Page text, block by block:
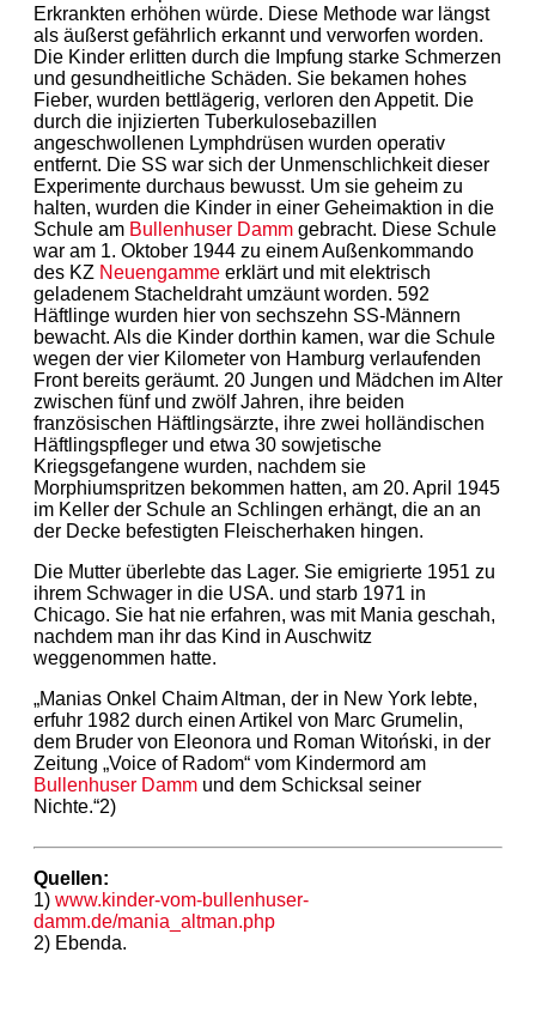
Erkrankten erhöhen würde. Diese Methode war längst
als äußerst gefährlich erkannt und verworfen worden.
Die Kinder erlitten durch die Impfung starke Schmerzen
und gesundheitliche Schäden. Sie bekamen hohes
Fieber, wurden bettlägerig, verloren den Appetit. Die
durch die injizierten Tuberkulosebazillen
angeschwollenen Lymphdrüsen wurden operativ
entfernt. Die SS war sich der Unmenschlichkeit dieser
Experimente durchaus bewusst. Um sie geheim zu
halten, wurden die Kinder in einer Geheimaktion in die
Schule am Bullenhuser Damm gebracht. Diese Schule
war am 1. Oktober 1944 zu einem Außenkommando
des KZ Neuengamme erklärt und mit elektrisch
geladenem Stacheldraht umzäunt worden. 592
Häftlinge wurden hier von sechszehn SS-Männern
bewacht. Als die Kinder dorthin kamen, war die Schule
wegen der vier Kilometer von Hamburg verlaufenden
Front bereits geräumt. 20 Jungen und Mädchen im Alter
zwischen fünf und zwölf Jahren, ihre beiden
französischen Häftlingsärzte, ihre zwei holländischen
Häftlingspfleger und etwa 30 sowjetische
Kriegsgefangene wurden, nachdem sie
Morphiumspritzen bekommen hatten, am 20. April 1945
im Keller der Schule an Schlingen erhängt, die an an
der Decke befestigten Fleischerhaken hingen.
Die Mutter überlebte das Lager. Sie emigrierte 1951 zu
ihrem Schwager in die USA. und starb 1971 in
Chicago. Sie hat nie erfahren, was mit Mania geschah,
nachdem man ihr das Kind in Auschwitz
weggenommen hatte.
„Manias Onkel Chaim Altman, der in New York lebte,
erfuhr 1982 durch einen Artikel von Marc Grumelin,
dem Bruder von Eleonora und Roman Witoński, in der
Zeitung „Voice of Radom“ vom Kindermord am
Bullenhuser Damm und dem Schicksal seiner
Nichte.“2)
Quellen:
1) www.kinder-vom-bullenhuser-
damm.de/mania_altman.php
2) Ebenda.